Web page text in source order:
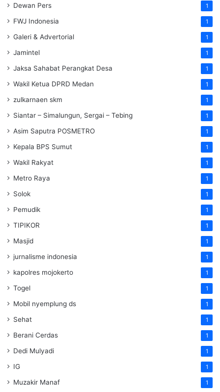
Dewan Pers 1
FWJ Indonesia 1
Galeri & Advertorial 1
Jamintel 1
Jaksa Sahabat Perangkat Desa 1
Wakil Ketua DPRD Medan 1
zulkarnaen skm 1
Siantar – Simalungun, Sergai – Tebing 1
Asim Saputra POSMETRO 1
Kepala BPS Sumut 1
Wakil Rakyat 1
Metro Raya 1
Solok 1
Pemudik 1
TIPIKOR 1
Masjid 1
jurnalisme indonesia 1
kapolres mojokerto 1
Togel 1
Mobil nyemplung ds 1
Sehat 1
Berani Cerdas 1
Dedi Mulyadi 1
IG 1
Muzakir Manaf 1